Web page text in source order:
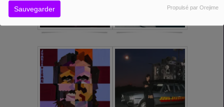
Sauvegarder Propulsé par Orejime